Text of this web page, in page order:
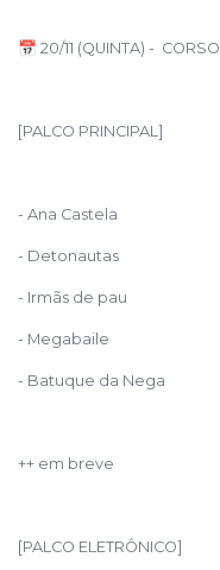
📅 20/11 (QUINTA) - CORSO
[PALCO PRINCIPAL]
- Ana Castela
- Detonautas
- Irmãs de pau
- Megabaile
- Batuque da Nega
++ em breve
[PALCO ELETRÔNICO]